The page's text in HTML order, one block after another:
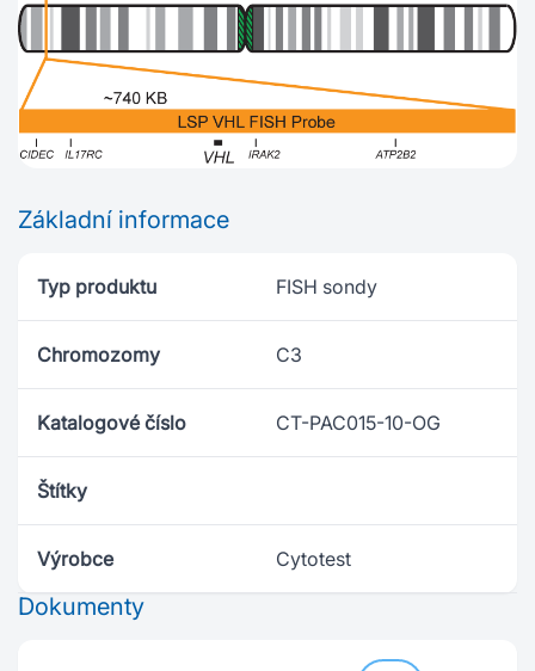
Základní informace
Typ produktu FISH sondy
Chromozomy C3
Katalogové číslo CT-PAC015-10-OG
Štítky
Výrobce Cytotest
Dokumenty